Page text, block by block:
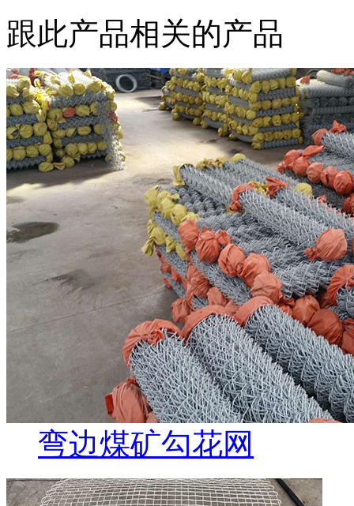
跟此产品相关的产品
弯边煤矿勾花网